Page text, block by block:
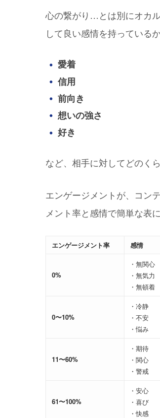
心の繋がり…とは別にオカ
して良い感情を持っている
愛着
信用
前向き
想いの強さ
好き
など、相手に対してどのく
エンゲージメントが、コン
メント率と感情で簡単な表
エンゲージメント率 感情
0%
・無関心
・無気力
・無頓着
0〜10%
・冷静
・不安
・悩み
11〜60%
・期待
・関心
・警戒
61〜100%
・安心
・喜び
・快感